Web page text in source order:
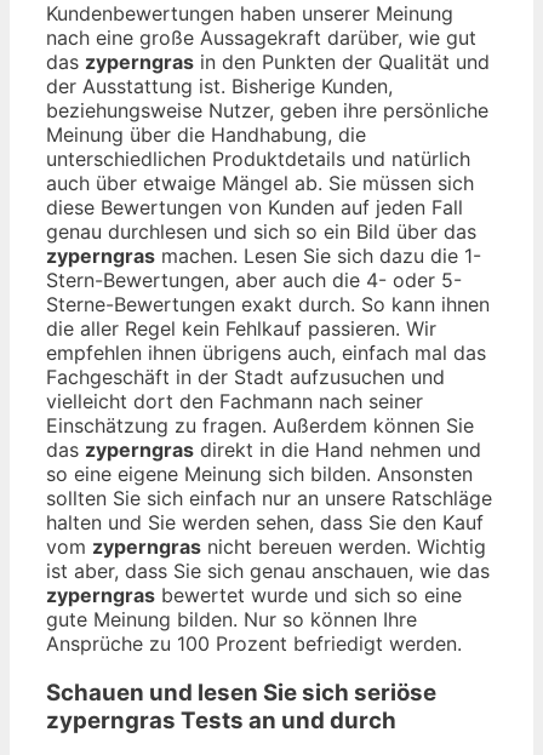
Kundenbewertungen haben unserer Meinung
nach eine große Aussagekraft darüber, wie gut
das zyperngras in den Punkten der Qualität und
der Ausstattung ist. Bisherige Kunden,
beziehungsweise Nutzer, geben ihre persönliche
Meinung über die Handhabung, die
unterschiedlichen Produktdetails und natürlich
auch über etwaige Mängel ab. Sie müssen sich
diese Bewertungen von Kunden auf jeden Fall
genau durchlesen und sich so ein Bild über das
zyperngras machen. Lesen Sie sich dazu die 1-
Stern-Bewertungen, aber auch die 4- oder 5-
Sterne-Bewertungen exakt durch. So kann ihnen
die aller Regel kein Fehlkauf passieren. Wir
empfehlen ihnen übrigens auch, einfach mal das
Fachgeschäft in der Stadt aufzusuchen und
vielleicht dort den Fachmann nach seiner
Einschätzung zu fragen. Außerdem können Sie
das zyperngras direkt in die Hand nehmen und
so eine eigene Meinung sich bilden. Ansonsten
sollten Sie sich einfach nur an unsere Ratschläge
halten und Sie werden sehen, dass Sie den Kauf
vom zyperngras nicht bereuen werden. Wichtig
ist aber, dass Sie sich genau anschauen, wie das
zyperngras bewertet wurde und sich so eine
gute Meinung bilden. Nur so können Ihre
Ansprüche zu 100 Prozent befriedigt werden.
Schauen und lesen Sie sich seriöse
zyperngras Tests an und durch